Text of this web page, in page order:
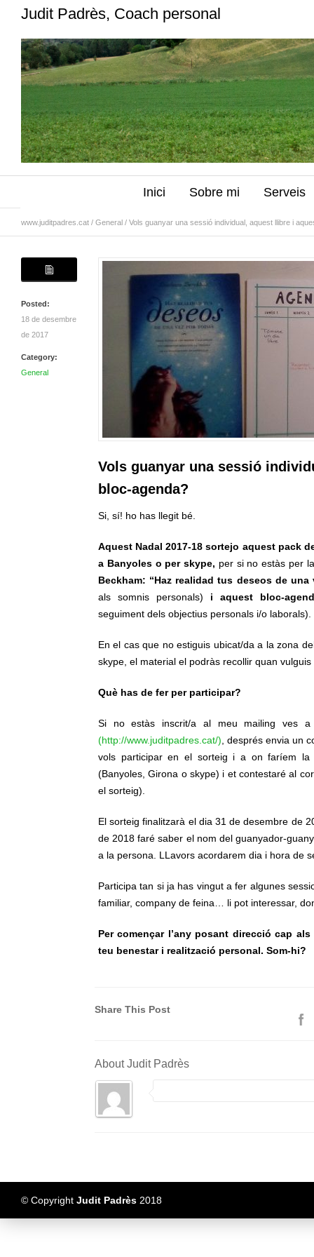
Judit Padrès, Coach personal
Inici Sobre mi Serveis
www.juditpadres.cat / General / Vols guanyar una sessió individual, aquest llibre i
Posted:
18 de desembre
de 2017
Category:
General
Vols guanyar una sessió
bloc-agenda?
Si, sí! ho has llegit bé.
Aquest Nadal 2017-18 sortejo aquest pack
a Banyoles o per skype, per si no estàs per
Beckham: “Haz realidad tus deseos de
als somnis personals) i aquest bloc-
seguiment dels objectius personals i/o laborals).
En el cas que no estiguis ubicat/da a la zona
skype, el material el podràs recollir quan
Què has de fer per participar?
Si no estàs inscrit/a al meu mailing ves
(http://www.juditpadres.cat/), després envia un
vols participar en el sorteig i a on faríem la
(Banyoles, Girona o skype) i et contestaré al
el sorteig).
El sorteig finalitzarà el dia 31 de desembre de
de 2018 faré saber el nom del guanyador-
a la persona. LLavors acordarem dia i hora de
Participa tan si ja has vingut a fer algunes
familiar, company de feina… li pot interessar,
Per començar l’any posant direcció cap
teu benestar i realització personal. Som-hi?
Share This Post
About Judit Padrès
© Copyright Judit Padrès 2018